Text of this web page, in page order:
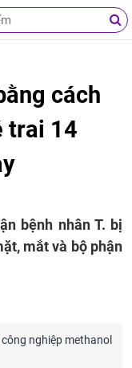
cách
trai 14
bệnh nhân T. bị
mắt và bộ phận
nghiệp methanol